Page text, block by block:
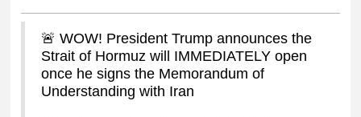
🚨 WOW! President Trump announces the
Strait of Hormuz will IMMEDIATELY open
once he signs the Memorandum of
Understanding with Iran